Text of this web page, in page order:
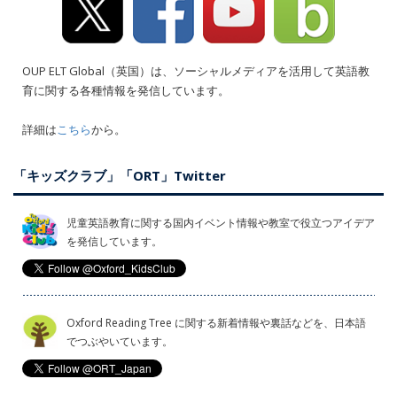
OUP ELT Global（英国）は、ソーシャルメディアを活用して英語教
育に関する各種情報を発信しています。
詳細はこちらから。
「キッズクラブ」「ORT」Twitter
児童英語教育に関する国内イベント情報や教室で役立つアイデア
を発信しています。
Oxford Reading Tree に関する新着情報や裏話などを、日本語
でつぶやいています。